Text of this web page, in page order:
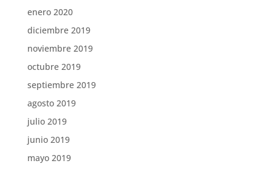
enero 2020
diciembre 2019
noviembre 2019
octubre 2019
septiembre 2019
agosto 2019
julio 2019
junio 2019
mayo 2019